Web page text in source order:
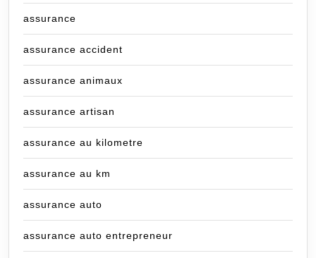
assurance
assurance accident
assurance animaux
assurance artisan
assurance au kilometre
assurance au km
assurance auto
assurance auto entrepreneur